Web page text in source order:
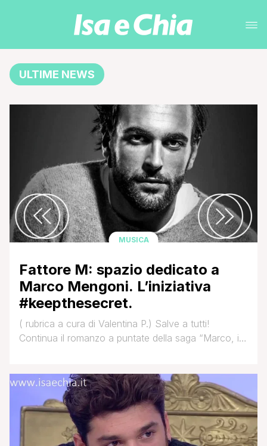
ULTIME NEWS
MUSICA
Fattore M: spazio dedicato a
Marco Mengoni. L’iniziativa
#keepthesecret.
( rubrica a cura di Valentina P.) Salve a tutti!
Continua il romanzo a puntate della saga “Marco, il
uscita del nuovo progetto discografico “in due
grandi tempi” a partire da gennaio 2015, ecco che a
poche ore di [']